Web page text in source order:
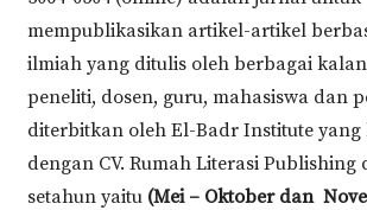
mempublikasikan artikel-artikel
ilmiah yang ditulis oleh berbagai
peneliti, dosen, guru, mahasiswa dan
diterbitkan oleh El-Badr Institute yang
dengan CV. Rumah Literasi
setahun yaitu (Mei – Oktober dan